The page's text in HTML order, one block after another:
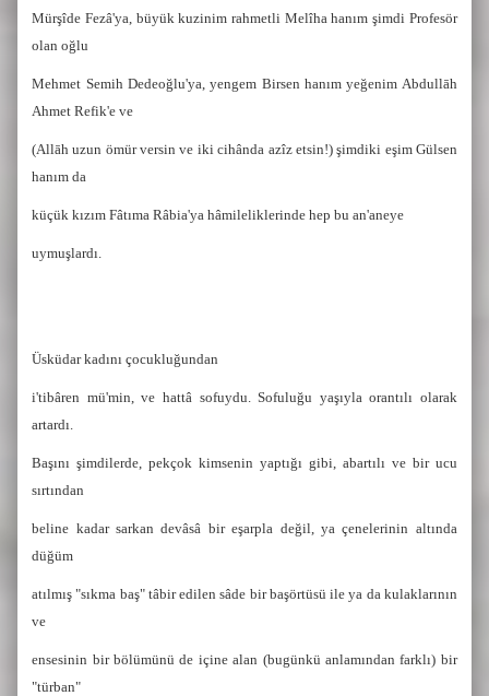
Mürşîde Fezâ'ya, büyük kuzinim rahmetli Melîha hanım şimdi Profesör
olan oğlu
Mehmet Semih Dedeoğlu'ya, yengem Birsen hanım yeğenim Abdullāh
Ahmet Refik'e ve
(Allāh uzun ömür versin ve iki cihânda azîz etsin!) şimdiki eşim Gülsen
hanım da
küçük kızım Fâtıma Râbia'ya hâmileliklerinde hep bu an'aneye
uymuşlardı.
Üsküdar kadını çocukluğundan
i'tibâren mü'min, ve hattâ sofuydu. Sofuluğu yaşıyla orantılı olarak
artardı.
Başını şimdilerde, pekçok kimsenin yaptığı gibi, abartılı ve bir ucu
sırtından
beline kadar sarkan devâsâ bir eşarpla değil, ya çenelerinin altında
düğüm
atılmış "sıkma baş" tâbir edilen sâde bir başörtüsü ile ya da kulaklarının
ve
ensesinin bir bölümünü de içine alan (bugünkü anlamından farklı) bir
"türban"